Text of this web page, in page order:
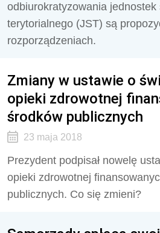
odbiurokratyzowania jednostek
terytorialnego (JST) są
rozporządzeniach.
Zmiany w ustawie o
opieki zdrowotnej
środków publicznych
23 maja 2018
Prezydent podpisał nowelę
opieki zdrowotnej
publicznych. Co się zmieni?